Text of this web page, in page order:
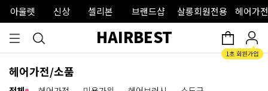
아울렛 신상 셀리본 브랜드샵 살롱회원전용 헤어가
HAIRBEST
헤어가전/소품